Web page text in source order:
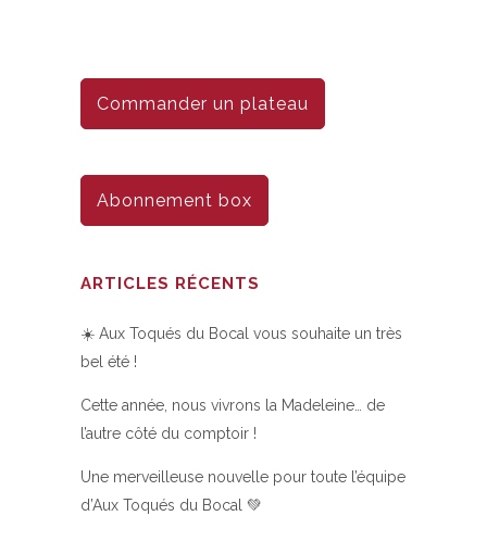
Commander un plateau
Abonnement box
ARTICLES RÉCENTS
☀️ Aux Toqués du Bocal vous souhaite un très
bel été !
Cette année, nous vivrons la Madeleine… de
l’autre côté du comptoir !
Une merveilleuse nouvelle pour toute l’équipe
d’Aux Toqués du Bocal 💚